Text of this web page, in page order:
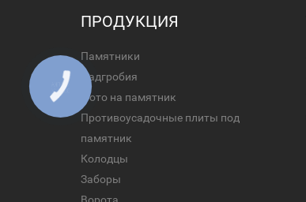
ПРОДУКЦИЯ
Памятники
Надгробия
Фото на памятник
Противоусадочные плиты под
памятник
Колодцы
Заборы
КНОПКА
ЗВ'ЯЗКУ